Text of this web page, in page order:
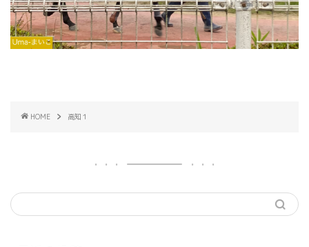
HOME 高知１